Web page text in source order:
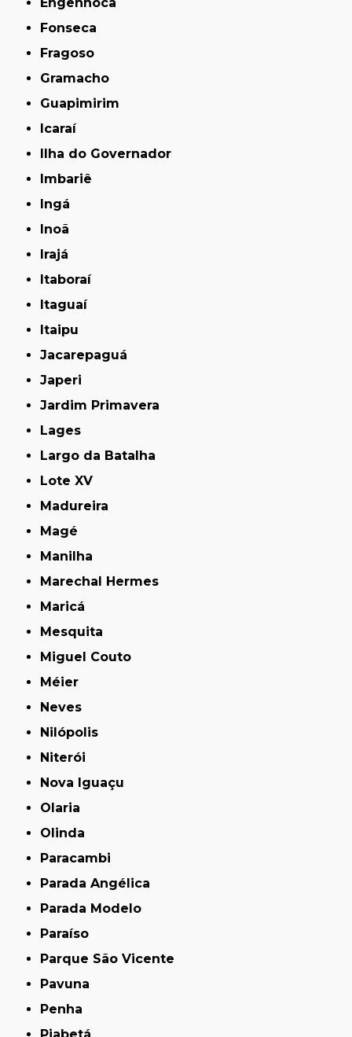
Engenhoca
Fonseca
Fragoso
Gramacho
Guapimirim
Icaraí
Ilha do Governador
Imbariê
Ingá
Inoã
Irajá
Itaboraí
Itaguaí
Itaipu
Jacarepaguá
Japeri
Jardim Primavera
Lages
Largo da Batalha
Lote XV
Madureira
Magé
Manilha
Marechal Hermes
Maricá
Mesquita
Miguel Couto
Méier
Neves
Nilópolis
Niterói
Nova Iguaçu
Olaria
Olinda
Paracambi
Parada Angélica
Parada Modelo
Paraíso
Parque São Vicente
Pavuna
Penha